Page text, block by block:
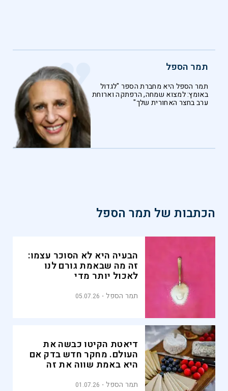
תמר הספל
תמר הספל היא מחברת הספר "לגדול
באומץ: למצוא שמחה, הרפתקה וארוחת
ערב בחצר האחורית שלך"
הכתבות של תמר הספל
הבעיה היא לא הסוכר עצמו:
זה מה שבאמת גורם לנו
לאכול יותר מדי
תמר הספל 05.07.26
דיאטת הקיטו כבשה את
העולם. מחקר חדש בדק אם
היא באמת שווה את זה
תמר הספל 01.07.26